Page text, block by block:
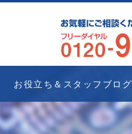
お役立ち＆スタッフブログ